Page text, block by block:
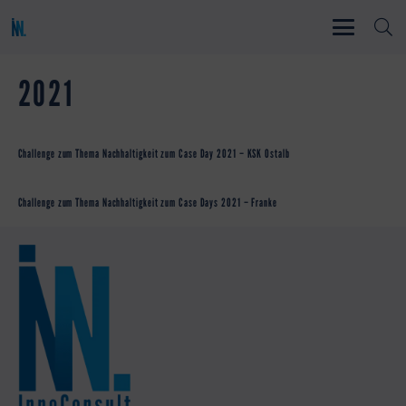
2021
Challenge zum Thema Nachhaltigkeit zum Case Day 2021 – KSK Ostalb
Challenge zum Thema Nachhaltigkeit zum Case Days 2021 – Franke